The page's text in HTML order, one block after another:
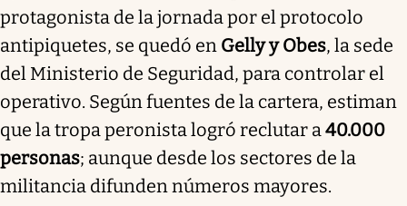
protagonista de la jornada por el protocolo
antipiquetes, se quedó en Gelly y Obes, la sede
del Ministerio de Seguridad, para controlar el
operativo. Según fuentes de la cartera, estiman
que la tropa peronista logró reclutar a40.000
personas; aunque desde los sectores de la
militancia difunden números mayores.